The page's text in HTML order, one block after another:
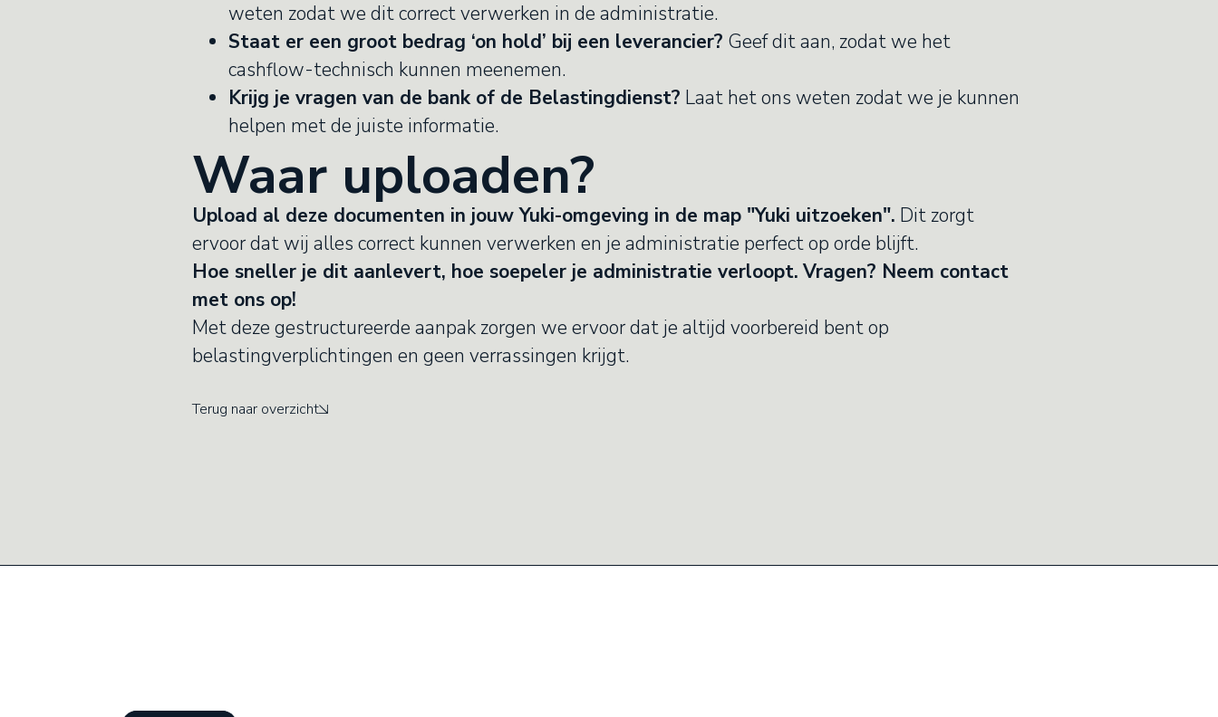
weten zodat we dit correct verwerken in de administratie.
Staat er een groot bedrag ‘on hold’ bij een leverancier? Geef dit aan, zodat we het
cashflow-technisch kunnen meenemen.
Krijg je vragen van de bank of de Belastingdienst? Laat het ons weten zodat we je kunnen
helpen met de juiste informatie.
Waar uploaden?
Upload al deze documenten in jouw Yuki-omgeving in de map "Yuki uitzoeken". Dit zorgt
ervoor dat wij alles correct kunnen verwerken en je administratie perfect op orde blijft.
Hoe sneller je dit aanlevert, hoe soepeler je administratie verloopt. Vragen? Neem contact
met ons op!
Met deze gestructureerde aanpak zorgen we ervoor dat je altijd voorbereid bent op
belastingverplichtingen en geen verrassingen krijgt.
Terug naar overzicht